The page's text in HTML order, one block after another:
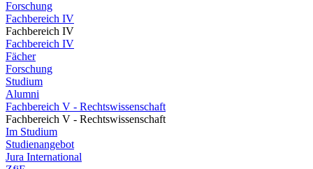
Forschung
Fachbereich IV
Fachbereich IV
Fachbereich IV
Fächer
Forschung
Studium
Alumni
Fachbereich V - Rechtswissenschaft
Fachbereich V - Rechtswissenschaft
Im Studium
Studienangebot
Jura International